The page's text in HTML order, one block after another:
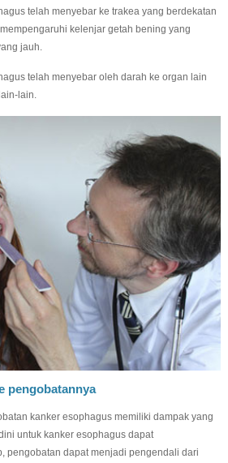
telah menyebar ke trakea yang berdekatan
kelenjar getah bening yang
jauh.
telah menyebar oleh darah ke organ lain
lain.
kanker esophagus memiliki dampak yang
untuk kanker esophagus dapat
pengobatan dapat menjadi pengendali dari